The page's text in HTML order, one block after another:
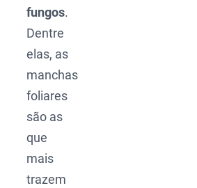
fungos.
Dentre
elas, as
manchas
foliares
são as
que
mais
trazem